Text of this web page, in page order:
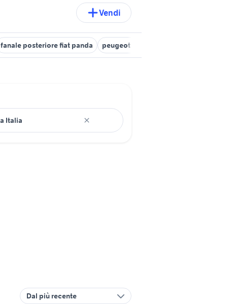
Vendi
fanale posteriore fiat panda peugeot 3008 gt line
Dal più recente